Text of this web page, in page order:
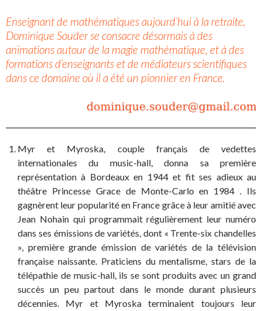
Enseignant de mathématiques aujourd’hui à la retraite,
Dominique Souder se consacre désormais à des
animations autour de la magie mathématique, et à des
formations d’enseignants et de médiateurs scientifiques
dans ce domaine où il a été un pionnier en France.
Myr et Myroska, couple français de vedettes
internationales du music-hall, donna sa première
représentation à Bordeaux en 1944 et fit ses adieux au
théâtre Princesse Grace de Monte-Carlo en 1984 . Ils
gagnèrent leur popularité en France grâce à leur amitié avec
Jean Nohain qui programmait régulièrement leur numéro
dans ses émissions de variétés, dont « Trente-six chandelles
», première grande émission de variétés de la télévision
française naissante. Praticiens du mentalisme, stars de la
télépathie de music-hall, ils se sont produits avec un grand
succès un peu partout dans le monde durant plusieurs
décennies. Myr et Myroska terminaient toujours leur